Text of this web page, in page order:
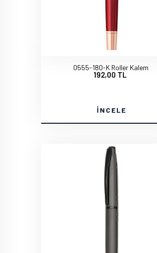
0555-180-K Roller Kalem
192,00 TL
İNCELE